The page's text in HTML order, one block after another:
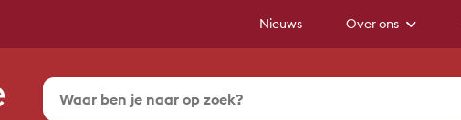
Nieuws Over ons